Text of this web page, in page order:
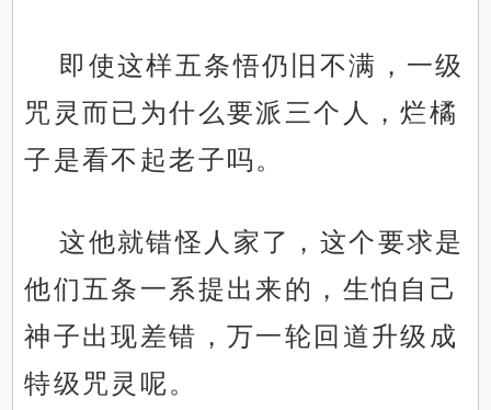
即使这样五条悟仍旧不满，一级
咒灵而已为什么要派三个人，烂橘
子是看不起老子吗。
这他就错怪人家了，这个要求是
他们五条一系提出来的，生怕自己
神子出现差错，万一轮回道升级成
特级咒灵呢。